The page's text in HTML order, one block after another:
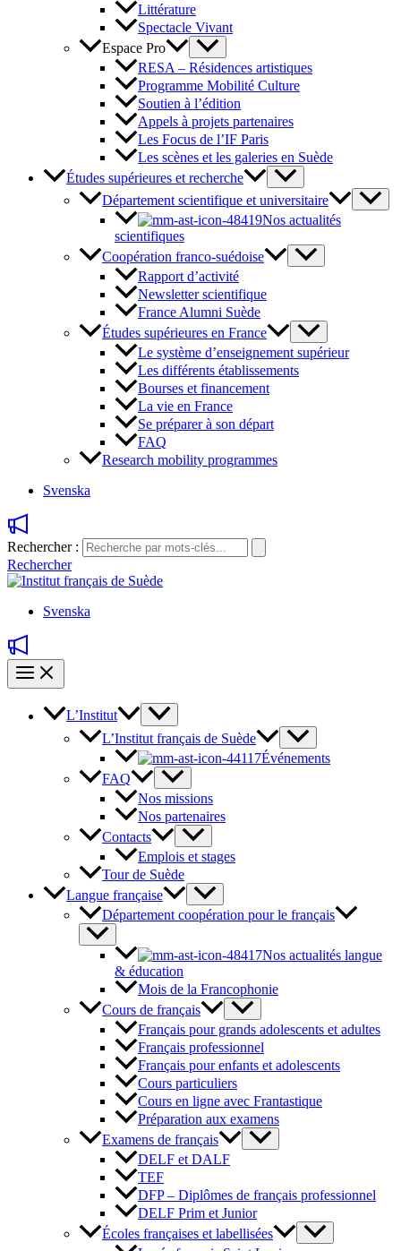
Littérature
Spectacle Vivant
Espace Pro
RESA – Résidences artistiques
Programme Mobilité Culture
Soutien à l’édition
Appels à projets partenaires
Les Focus de l’IF Paris
Les scènes et les galeries en Suède
Études supérieures et recherche
Département scientifique et universitaire
Nos actualités
scientifiques
Coopération franco-suédoise
Rapport d’activité
Newsletter scientifique
France Alumni Suède
Études supérieures en France
Le système d’enseignement supérieur
Les différents établissements
Bourses et financement
La vie en France
Se préparer à son départ
FAQ
Research mobility programmes
Svenska
Rechercher :
Rechercher
Svenska
L’Institut
L’Institut français de Suède
Événements
FAQ
Nos missions
Nos partenaires
Contacts
Emplois et stages
Tour de Suède
Langue française
Département coopération pour le français
Nos actualités langue
& éducation
Mois de la Francophonie
Cours de français
Français pour grands adolescents et adultes
Français professionnel
Français pour enfants et adolescents
Cours particuliers
Cours en ligne avec Frantastique
Préparation aux examens
Examens de français
DELF et DALF
TEF
DFP – Diplômes de français professionnel
DELF Prim et Junior
Écoles françaises et labellisées